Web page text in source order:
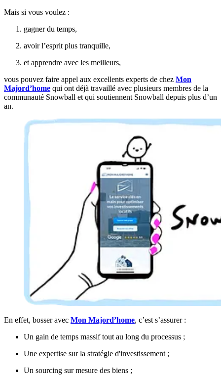
Mais si vous voulez :
gagner du temps,
avoir l’esprit plus tranquille,
et apprendre avec les meilleurs,
vous pouvez faire appel aux excellents experts de chez Mon
Majord’home qui ont déjà travaillé avec plusieurs membres de la
communauté Snowball et qui soutiennent Snowball depuis plus d’un
an.
En effet, bosser avec Mon Majord’home, c’est s’assurer :
Un gain de temps massif tout au long du processus ;
Une expertise sur la stratégie d'investissement ;
Un sourcing sur mesure des biens ;